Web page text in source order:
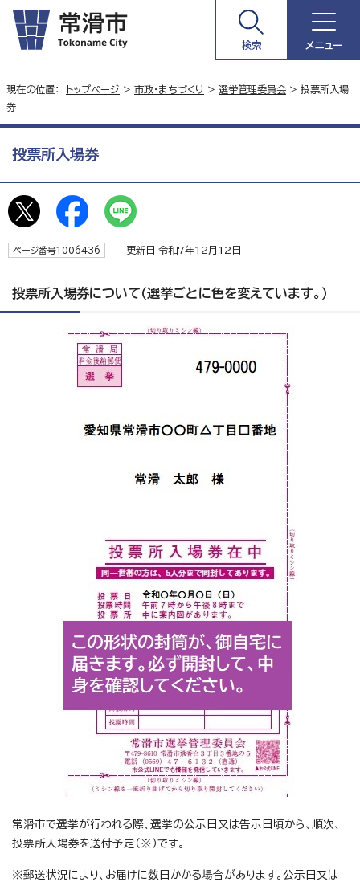
検索 メニュー
現在の位置： トップページ > 市政・まちづくり > 選挙管理委員会 > 投票所入場
券
投票所入場券
ページ番号1006436 更新日 令和7年12月12日
投票所入場券について（選挙ごとに色を変えています。）
常滑市で選挙が行われる際、選挙の公示日又は告示日頃から、順次、
投票所入場券を送付予定（※）です。
※郵送状況により、お届けに数日かかる場合があります。公示日又は